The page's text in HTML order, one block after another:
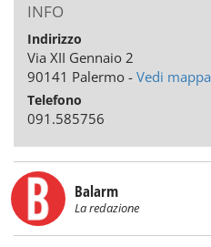
INFO
Indirizzo
Via XII Gennaio 2
90141 Palermo - Vedi mappa
Telefono
091.585756
Balarm
La redazione